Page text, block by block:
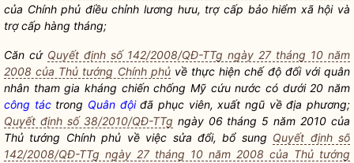
của Chính phủ điều chỉnh lương hưu, trợ cấp bảo hiểm xã hội và
trợ cấp hàng tháng;
Căn cứ Quyết định số 142/2008/QĐ-TTg ngày 27 tháng 10 năm
2008 của Thủ tướng Chính phủvề thực hiện chế độ đối với quân
nhân tham gia kháng chiến chống Mỹ cứu nước có dưới 20 năm
công táctrong Quân độiđã phục viên, xuất ngũ về địa phương;
Quyết định số 38/2010/QĐ-TTg ngày 06 tháng 5 năm 2010 của
Thủ tướng Chính phủ về việc sửa đổi, bổ sung Quyết định số
142/2008/QĐ-TTg ngày 27 tháng 10 năm 2008 của Thủ tướng